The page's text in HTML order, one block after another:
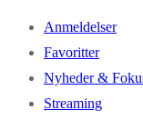
Anmeldelser
Favoritter
Nyheder &
Streaming